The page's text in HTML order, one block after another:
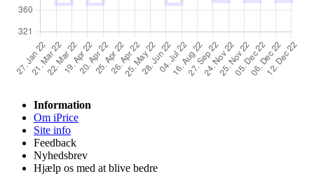
Information
Om iPrice
Site info
Feedback
Nyhedsbrev
Hjælp os med at blive bedre